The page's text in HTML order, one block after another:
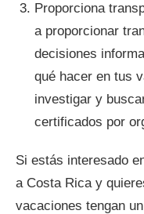
Proporciona
a proporcionar
decisiones
qué hacer en tus
investigar y
certificados por
Si estás interesado
a Costa Rica y
vacaciones tengan